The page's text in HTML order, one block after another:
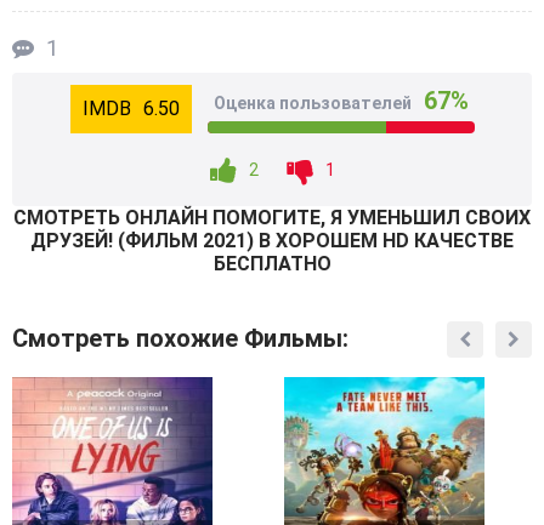
1
6.50 Оценка пользователей 67%
2 1
СМОТРEТЬ ОНЛАЙН ПОМОГИТЕ, Я УМЕНЬШИЛ СВОИХ
ДРУЗЕЙ! (ФИЛЬМ 2021) В ХОРОШЕМ HD КАЧЕСТВЕ
БЕСПЛАТНО
Смотреть похожие Фильмы: